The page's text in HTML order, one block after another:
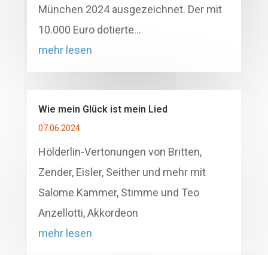
München 2024 ausgezeichnet. Der mit
10.000 Euro dotierte…
mehr lesen
Wie mein Glück ist mein Lied
07.06.2024
Hölderlin-Vertonungen von Britten,
Zender, Eisler, Seither und mehr mit
Salome Kammer, Stimme und Teo
Anzellotti, Akkordeon
mehr lesen